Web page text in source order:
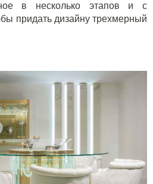
в несколько этапов и с
придать дизайну трехмерный